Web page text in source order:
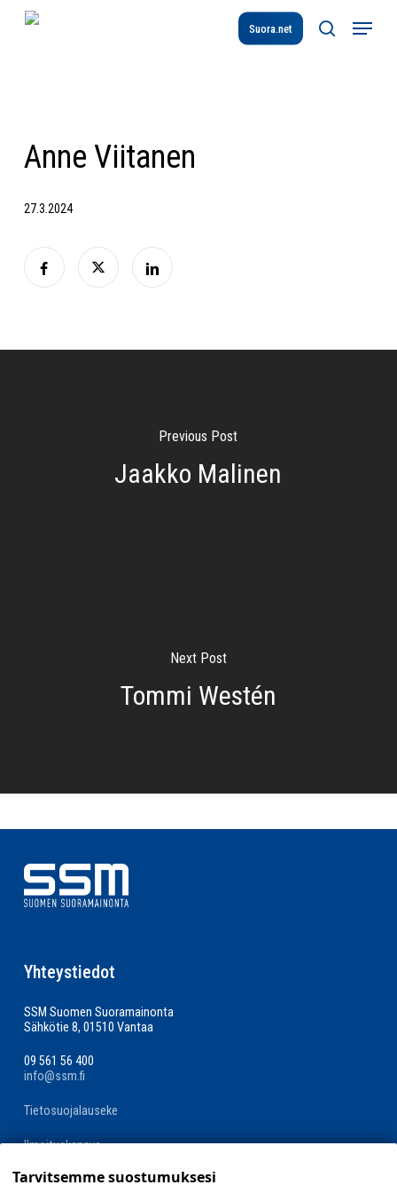
Suora.net
search
Menu
Anne Viitanen
27.3.2024
Previous Post
Jaakko Malinen
Next Post
Tommi Westén
Yhteystiedot
SSM Suomen Suoramainonta
Sähkötie 8, 01510 Vantaa
09 561 56 400
info@ssm.fi
Tietosuojalauseke
Ilmoituskanava
Evästevalinnat »
Tarvitsemme suostumuksesi